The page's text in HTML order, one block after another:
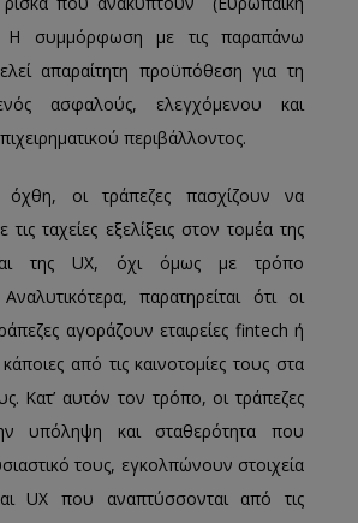
συμμόρφωση με τις παραπάνω
απαραίτητη προϋπόθεση για τη
ασφαλούς, ελεγχόμενου και
περιβάλλοντος.
όχθη, οι τράπεζες πασχίζουν να
ταχείες εξελίξεις στον τομέα της
της UX, όχι όμως με τρόπο
παρατηρείται ότι οι
αγοράζουν εταιρείες fintech ή
από τις καινοτομίες τους στα
Κατ’ αυτόν τον τρόπο, οι τράπεζες
υπόληψη και σταθερότητα που
τους, εγκολπώνουν στοιχεία
UX που αναπτύσσονται από τις